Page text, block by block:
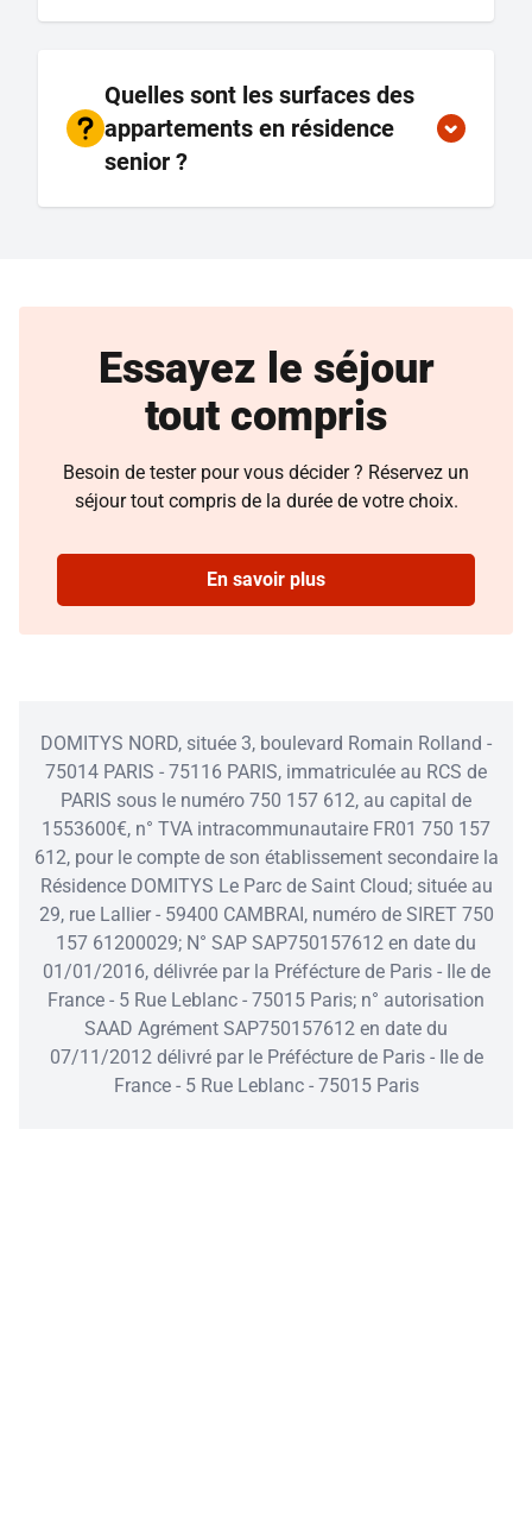
Quelles sont les surfaces des
appartements en résidence
senior ?
Essayez le séjour
tout compris
Besoin de tester pour vous décider ? Réservez un
séjour tout compris de la durée de votre choix.
En savoir plus
DOMITYS NORD, située 3, boulevard Romain Rolland -
75014 PARIS - 75116 PARIS, immatriculée au RCS de
PARIS sous le numéro 750 157 612, au capital de
1553600€, n° TVA intracommunautaire FR01 750 157
612, pour le compte de son établissement secondaire la
Résidence DOMITYS Le Parc de Saint Cloud; située au
29, rue Lallier - 59400 CAMBRAI, numéro de SIRET 750
157 61200029; N° SAP SAP750157612 en date du
01/01/2016, délivrée par la Préfécture de Paris - Ile de
France - 5 Rue Leblanc - 75015 Paris; n° autorisation
SAAD Agrément SAP750157612 en date du
07/11/2012 délivré par le Préfécture de Paris - Ile de
France - 5 Rue Leblanc - 75015 Paris